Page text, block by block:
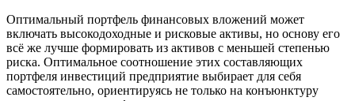
Оптимальный портфель финансовых вложений может
включать высокодоходные и рисковые активы, но основу его
всё же лучше формировать из активов с меньшей степенью
риска. Оптимальное соотношение этих составляющих
портфеля инвестиций предприятие выбирает для себя
самостоятельно, ориентируясь не только на конъюнктуру